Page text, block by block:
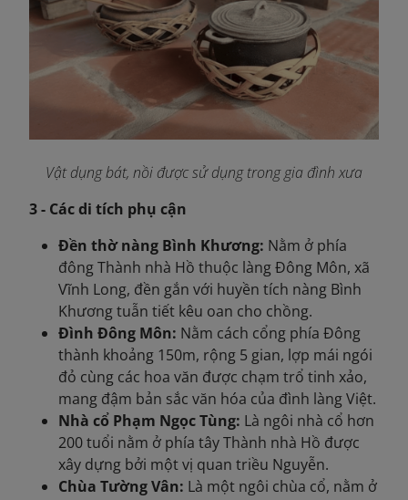
Vật dụng bát, nồi được sử dụng trong gia đình xưa
3 - Các di tích phụ cận
Đền thờ nàng Bình Khương: Nằm ở phía
đông Thành nhà Hồ thuộc làng Đông Môn, xã
Vĩnh Long, đền gắn với huyền tích nàng Bình
Khương tuẫn tiết kêu oan cho chồng.
Đình Đông Môn: Nằm cách cổng phía Đông
thành khoảng 150m, rộng 5 gian, lợp mái ngói
đỏ cùng các hoa văn được chạm trổ tinh xảo,
mang đậm bản sắc văn hóa của đình làng Việt.
Nhà cổ Phạm Ngọc Tùng: Là ngôi nhà cổ hơn
200 tuổi nằm ở phía tây Thành nhà Hồ được
xây dựng bởi một vị quan triều Nguyễn.
Chùa Tường Vân: Là một ngôi chùa cổ, nằm ở